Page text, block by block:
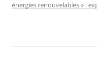
énergies renouvelables » :